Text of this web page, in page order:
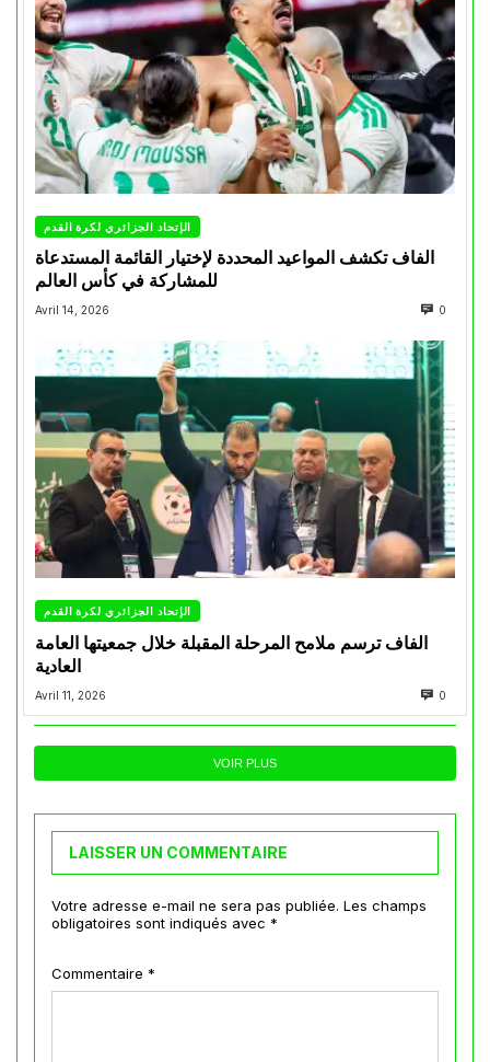
الإتحاد الجزائري لكرة القدم
الفاف تكشف المواعيد المحددة لإختيار القائمة المستدعاة
للمشاركة في كأس العالم
Avril 14, 2026 0
الإتحاد الجزائري لكرة القدم
الفاف ترسم ملامح المرحلة المقبلة خلال جمعيتها العامة
العادية
Avril 11, 2026 0
VOIR PLUS
LAISSER UN COMMENTAIRE
Votre adresse e-mail ne sera pas publiée. Les champs
obligatoires sont indiqués avec *
Commentaire *